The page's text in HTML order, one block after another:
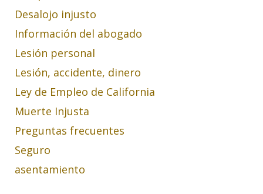
Desalojo injusto
Información del abogado
Lesión personal
Lesión, accidente, dinero
Ley de Empleo de California
Muerte Injusta
Preguntas frecuentes
Seguro
asentamiento